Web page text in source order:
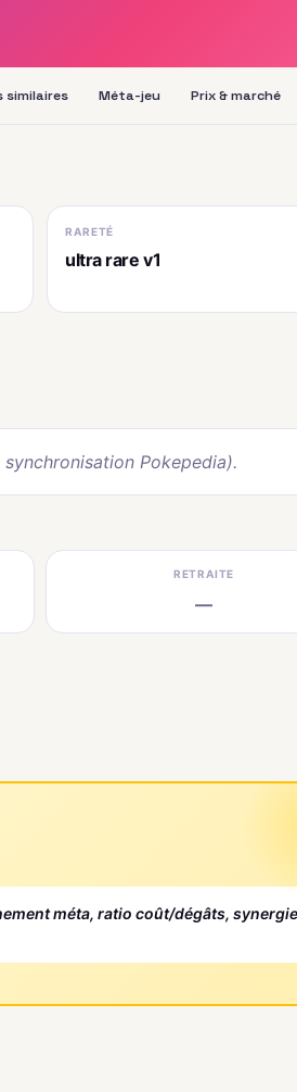
similaires Méta-jeu Prix & marché
RARETÉ
ultra rare v1
Pokepedia).
RETRAITE
—
méta, ratio coût/dégâts,